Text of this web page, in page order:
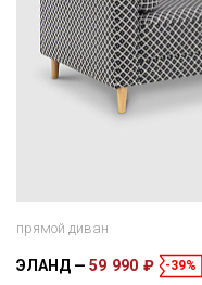
прямой диван
ЭЛАНД 59 990 ₽ -39%